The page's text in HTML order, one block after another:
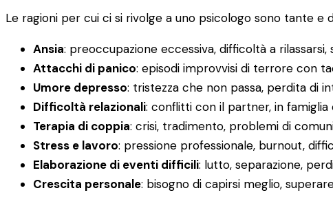
Le ragioni per cui ci si rivolge a uno psicologo sono tante e
Ansia: preoccupazione eccessiva, difficoltà a
Attacchi di panico: episodi improvvisi di terrore con
Umore depresso: tristezza che non passa, perdita di
Difficoltà relazionali: conflitti con il partner, in famiglia
Terapia di coppia: crisi, tradimento, problemi di
Stress e lavoro: pressione professionale, burnout,
Elaborazione di eventi difficili: lutto, separazione,
Crescita personale: bisogno di capirsi meglio,